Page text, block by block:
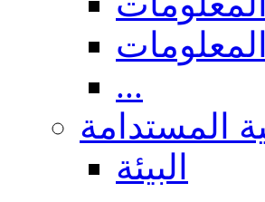
...
المستدامة
البيئة